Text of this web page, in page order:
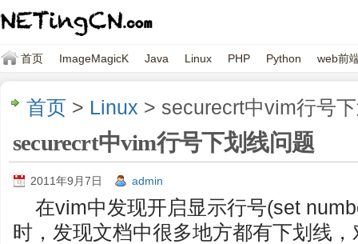
首页 ImageMagicK Java Linux PHP Python web前
首页 > Linux > securecrt中vim行号
securecrt中vim行号下划线问题
2011年9月7日 admin
在vim中发现开启显示行号(set
时，发现文档中很多地方都有下划线